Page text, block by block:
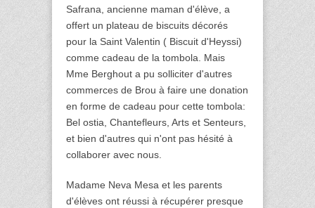
Safrana, ancienne maman d'élève, a
offert un plateau de biscuits décorés
pour la Saint Valentin ( Biscuit d'Heyssi)
comme cadeau de la tombola. Mais
Mme Berghout a pu solliciter d'autres
commerces de Brou à faire une donation
en forme de cadeau pour cette tombola:
Bel ostia, Chantefleurs, Arts et Senteurs,
et bien d'autres qui n'ont pas hésité à
collaborer avec nous.
Madame Neva Mesa et les parents
d'élèves ont réussi à récupérer presque